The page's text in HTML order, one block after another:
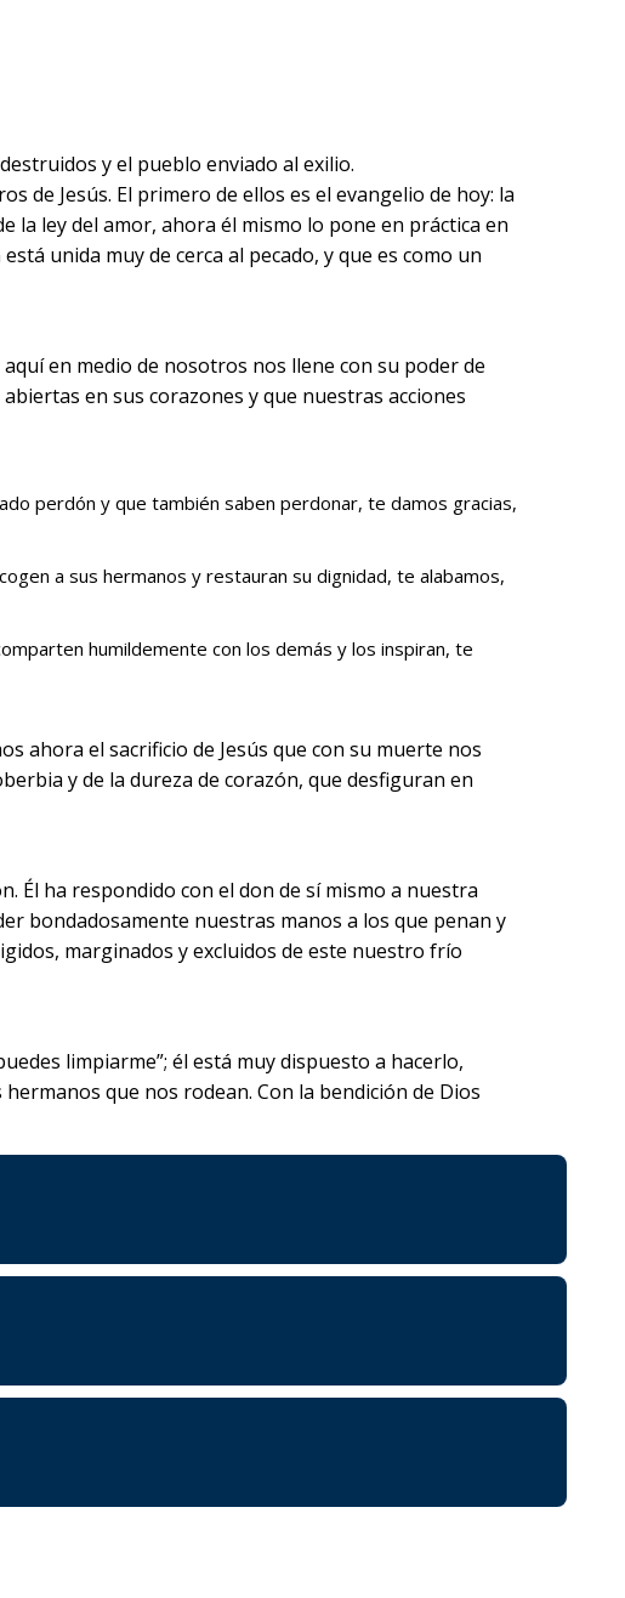
y el pueblo enviado al exilio.
de Jesús. El primero de ellos es el evangelio de hoy: la
la ley del amor, ahora él mismo lo pone en práctica en
unida muy de cerca al pecado, y que es como un
en medio de nosotros nos llene con su poder de
en sus corazones y que nuestras acciones
perdón y que también saben perdonar, te damos gracias,
a sus hermanos y restauran su dignidad, te alabamos,
humildemente con los demás y los inspiran, te
ahora el sacrificio de Jesús que con su muerte nos
y de la dureza de corazón, que desfiguran en
Él ha respondido con el don de sí mismo a nuestra
bondadosamente nuestras manos a los que penan y
marginados y excluidos de este nuestro frío
limpiarme”; él está muy dispuesto a hacerlo,
que nos rodean. Con la bendición de Dios